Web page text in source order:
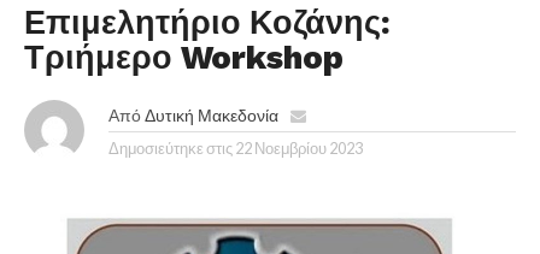
Επιμελητήριο Κοζάνης:
Τριήμερο Workshop
Από Δυτική Μακεδονία
Δημοσιεύτηκε στις 22 Νοεμβρίου 2023